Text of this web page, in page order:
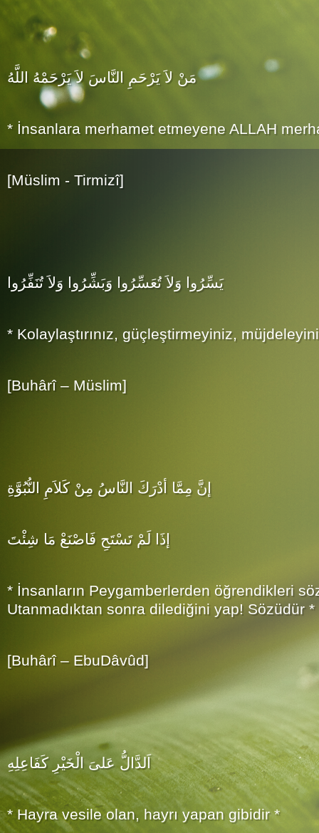
مَنْ لاَ يَرْحَمِ النَّاسَ لاَ يَرْحَمْهُ اللَّهُ
* İnsanlara merhamet etmeyene ALLAH
[Müslim - Tirmizî]
يَسِّرُوا وَلاَ تُعَسِّرُوا وَبَشِّرُوا وَلاَ تُنَفِّرُوا
* Kolaylaştırınız, güçleştirmeyiniz,
[Buhârî – Müslim]
إنَّ مِمَّا أدْرَكَ النَّاسُ مِنْ كَلاَمِ النُّبُوَّةِ
إذَا لَمْ تَسْتَحِ فَاصْنَعْ مَا شِئْتَ
* İnsanların Peygamberlerden öğrendikleri
Utanmadıktan sonra dilediğini yap! Sözüdür *
[Buhârî – EbuDâvûd]
اَلدَّالُّ عَلىَ الْخَيْرِ كَفَاعِلِهِ
* Hayra vesile olan, hayrı yapan gibidir *